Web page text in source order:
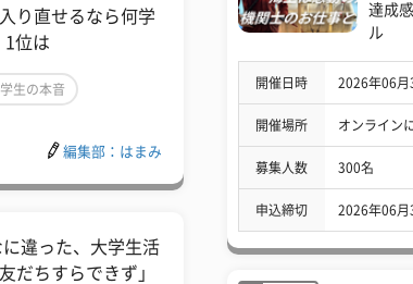
り直せるなら何学
1位は
生の本音
編集部：はまみ
違った、大学生活
だちすらできず」
達成
ル
開催日時 2026年06月
開催場所 オンライン
募集人数 300名
申込締切 2026年06月